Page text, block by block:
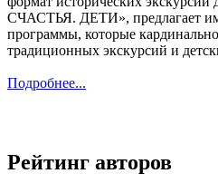
СЧАСТЬЯ. ДЕТИ», предлагает
программы, которые
традиционных экскурсий и
Подробнее...
Рейтинг авторов